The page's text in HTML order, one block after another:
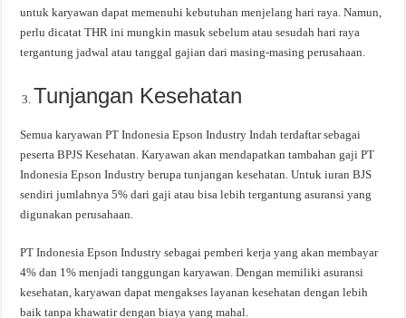
untuk karyawan dapat memenuhi kebutuhan menjelang hari raya. Namun,
perlu dicatat THR ini mungkin masuk sebelum atau sesudah hari raya
tergantung jadwal atau tanggal gajian dari masing-masing perusahaan.
Tunjangan Kesehatan
Semua karyawan PT Indonesia Epson Industry Indah terdaftar sebagai
peserta BPJS Kesehatan. Karyawan akan mendapatkan tambahan gaji PT
Indonesia Epson Industry berupa tunjangan kesehatan. Untuk iuran BJS
sendiri jumlahnya 5% dari gaji atau bisa lebih tergantung asuransi yang
digunakan perusahaan.
PT Indonesia Epson Industry sebagai pemberi kerja yang akan membayar
4% dan 1% menjadi tanggungan karyawan. Dengan memiliki asuransi
kesehatan, karyawan dapat mengakses layanan kesehatan dengan lebih
baik tanpa khawatir dengan biaya yang mahal.